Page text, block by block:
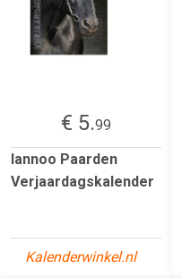
€ 5.99
lannoo Paarden
Verjaardagskalender
Kalenderwinkel.nl